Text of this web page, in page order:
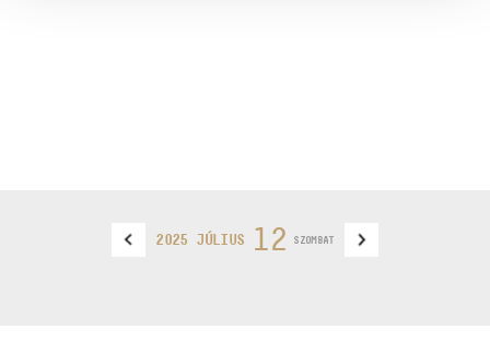
2025 JÚLIUS 12 SZOMBAT